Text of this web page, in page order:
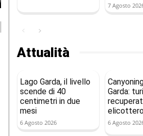
7 Agosto
Attualità
Lago Garda, il livello
scende di 40
centimetri in due
mesi
6 Agosto 2026
Garda:
6 Agosto